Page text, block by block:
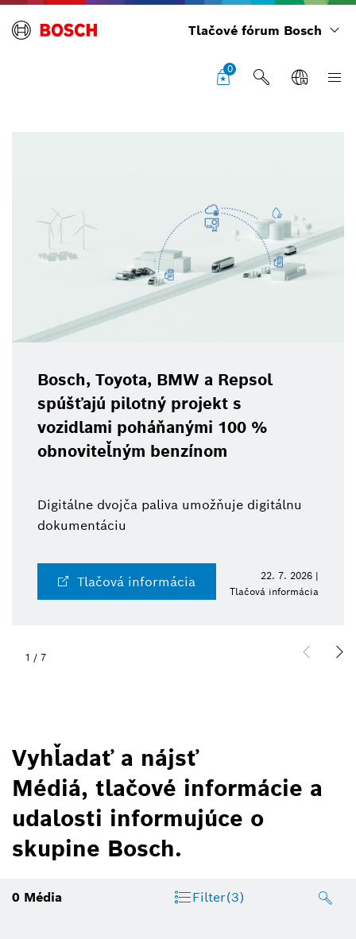
Tlačové fórum Bosch
0
Bosch, Toyota, BMW a Repsol
spúšťajú pilotný projekt s
vozidlami poháňanými 100 %
obnoviteľným benzínom
Digitálne dvojča paliva umožňuje digitálnu
dokumentáciu
Tlačová informácia
22. 7. 2026 |
Tlačová informácia
1 / 7
Vyhľadať a nájsť
Médiá, tlačové informácie a
udalosti informujúce o
skupine Bosch.
0 Média Filter(3)